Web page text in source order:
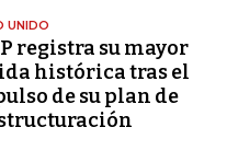
UNIDO
registra su mayor
histórica tras el
de su plan de